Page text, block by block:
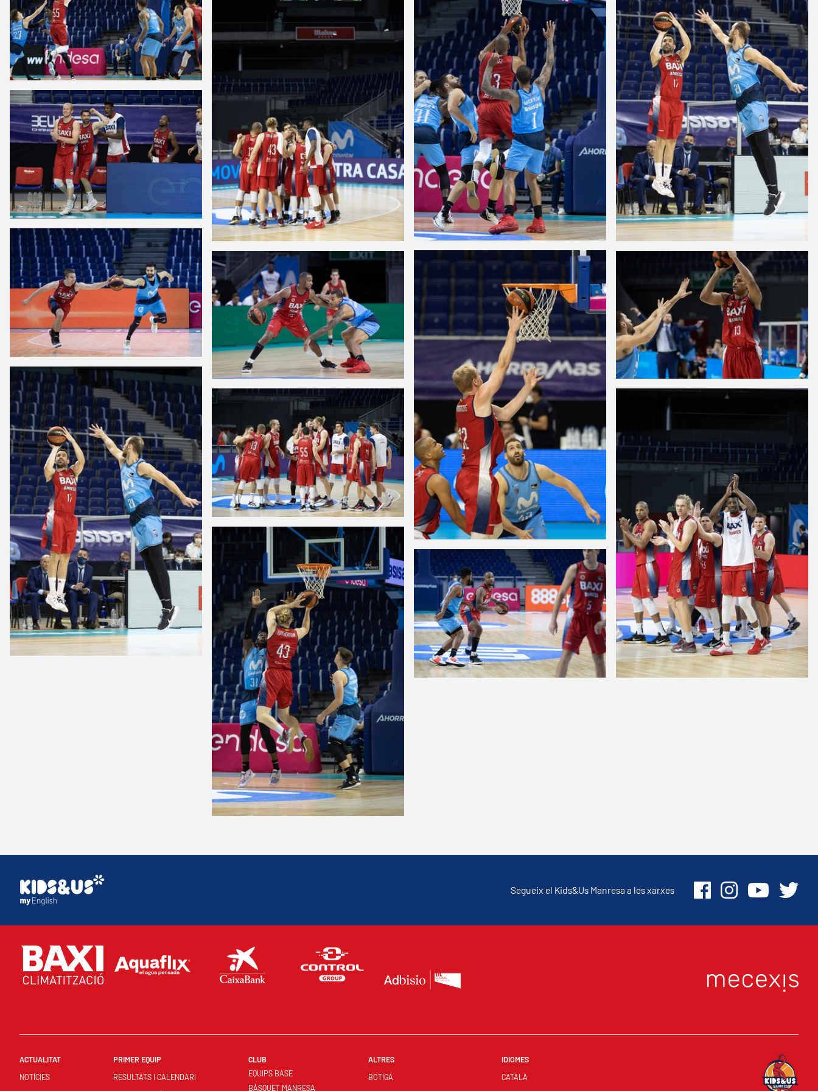
Segueix el Kids&Us Manresa a les xarxes
ACTUALITAT
NOTÍCIES
PRIMER EQUIP
RESULTATS I CALENDARI
CLUB
EQUIPS BASE
BÀSQUET MANRESA
ALTRES
BOTIGA
IDIOMES
CATALÀ